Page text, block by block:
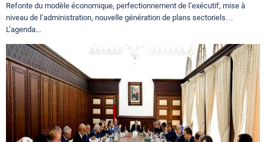
Refonte du modèle économique, perfectionnement de l’exécutif, mise à
niveau de l’administration, nouvelle génération de plans sectoriels…
L’agenda...